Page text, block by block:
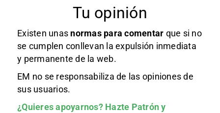
Tu opinión
Existen unas normas para comentar que si no
se cumplen conllevan la expulsión inmediata
y permanente de la web.
EM no se responsabiliza de las opiniones de
sus usuarios.
¿Quieres apoyarnos? Hazte Patróny